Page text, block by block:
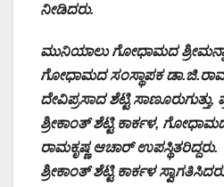
ನೀಡಿದರು.
ಮುನಿಯಾಲು ಗೋಧಾಮದ
ಗೋಧಾಮದ ಸಂಸ್ಥಾಪಕ
ದೇವಿಪ್ರಸಾದ ಶೆಟ್ಟಿ
ಶ್ರೀಕಾಂತ್‌ ಶೆಟ್ಟಿ ಕಾರ್ಕಳ,
ರಾಮಕೃಷ್ಣ ಆಚಾರ್‌ ಉಪಸ್ಥಿತರಿದ್ದರು.
ಶ್ರೀಕಾಂತ್‌ ಶೆಟ್ಟಿ ಕಾರ್ಕಳ